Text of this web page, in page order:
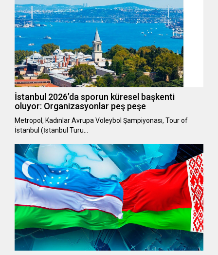
İstanbul 2026’da sporun küresel başkenti
oluyor: Organizasyonlar peş peşe
Metropol, Kadınlar Avrupa Voleybol Şampiyonası, Tour of
İstanbul (İstanbul Turu…